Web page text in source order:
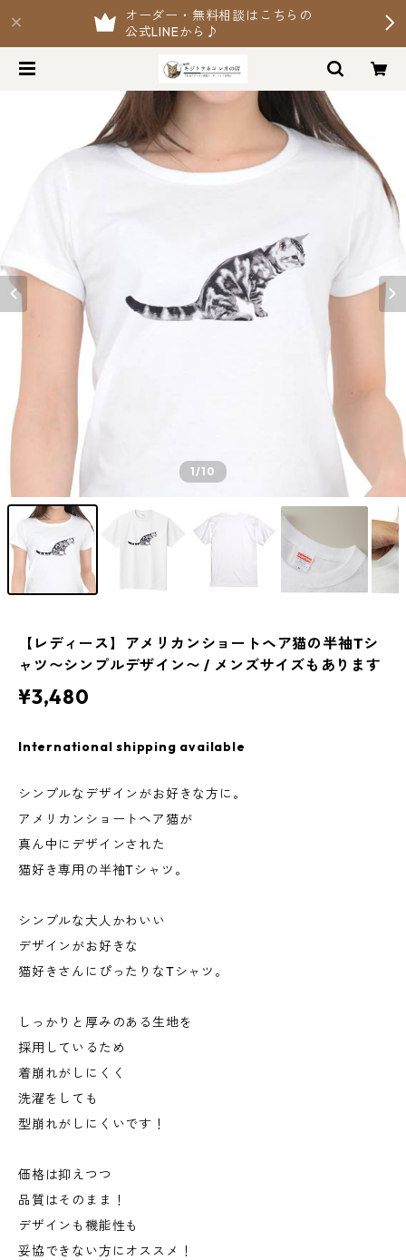
オーダー・無料相談はこちらの
公式LINEから♪
1/10
【レディース】アメリカンショートヘア猫の半袖Tシ
ャツ〜シンプルデザイン〜 / メンズサイズもあります
¥3,480
International shipping available
シンプルなデザインがお好きな方に。
アメリカンショートヘア猫が
真ん中にデザインされた
猫好き専用の半袖Tシャツ。
シンプルな大人かわいい
デザインがお好きな
猫好きさんにぴったりなTシャツ。
しっかりと厚みのある生地を
採用しているため
着崩れがしにくく
洗濯をしても
型崩れがしにくいです！
価格は抑えつつ
品質はそのまま！
デザインも機能性も
妥協できない方にオススメ！